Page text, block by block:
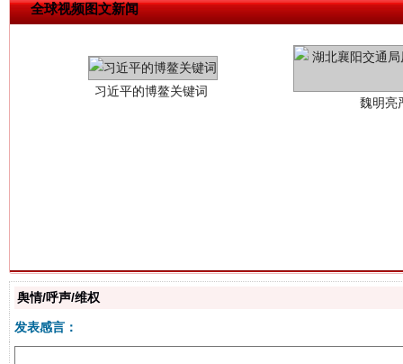
全球视频图文新闻
舆情/呼声/维权
发表感言：